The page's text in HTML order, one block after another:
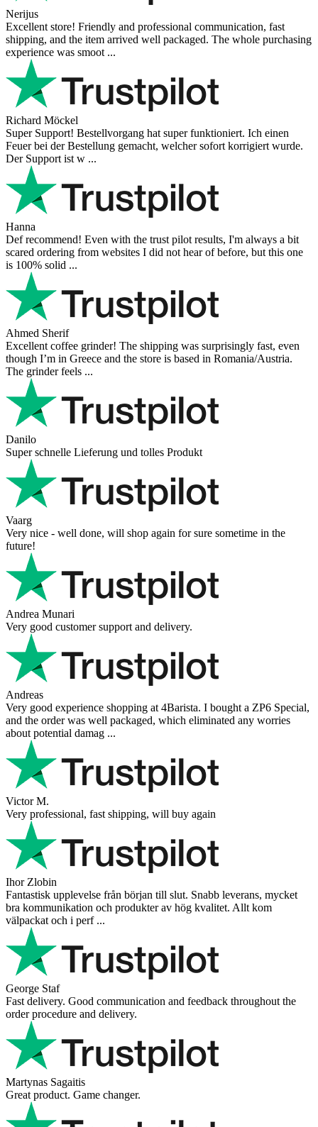
Nerijus
Excellent store! Friendly and professional communication, fast
shipping, and the item arrived well packaged. The whole purchasing
experience was smoot ...
Richard Möckel
Super Support! Bestellvorgang hat super funktioniert. Ich einen
Feuer bei der Bestellung gemacht, welcher sofort korrigiert wurde.
Der Support ist w ...
Hanna
Def recommend! Even with the trust pilot results, I'm always a bit
scared ordering from websites I did not hear of before, but this one
is 100% solid ...
Ahmed Sherif
Excellent coffee grinder! The shipping was surprisingly fast, even
though I’m in Greece and the store is based in Romania/Austria.
The grinder feels ...
Danilo
Super schnelle Lieferung und tolles Produkt
Vaarg
Very nice - well done, will shop again for sure sometime in the
future!
Andrea Munari
Very good customer support and delivery.
Andreas
Very good experience shopping at 4Barista. I bought a ZP6 Special,
and the order was well packaged, which eliminated any worries
about potential damag ...
Victor M.
Very professional, fast shipping, will buy again
Ihor Zlobin
Fantastisk upplevelse från början till slut. Snabb leverans, mycket
bra kommunikation och produkter av hög kvalitet. Allt kom
välpackat och i perf ...
George Staf
Fast delivery. Good communication and feedback throughout the
order procedure and delivery.
Martynas Sagaitis
Great product. Game changer.